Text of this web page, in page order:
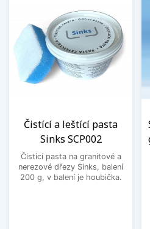
Čistící a leštící pasta
Sinks SCP002
Čistící pasta na granitové a
nerezové dřezy Sinks, balení
200 g, v balení je houbička.